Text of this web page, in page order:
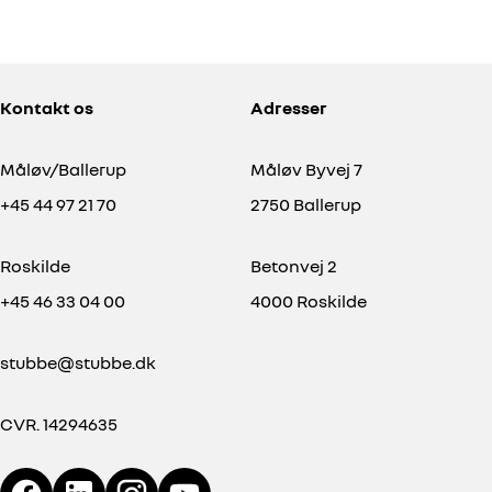
50.700 KM
PLUG-IN HYBRID (BENZIN / EL)
339.900
PLUG-IN
Kontakt os
Måløv/Ballerup
+45 44 97 21 70
Roskilde
+45 46 33 04 00
stubbe@stubbe.dk
CVR. 14294635
Adresser
Måløv Byvej 7
2750 Ballerup
Betonvej 2
4000 Roskilde